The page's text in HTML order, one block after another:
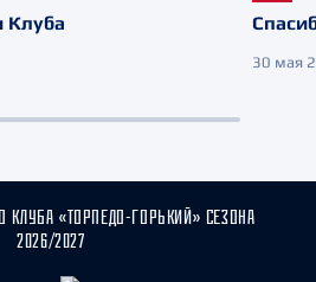
Клуба
30 мая
КЛУБА «ТОРПЕДО-ГОРЬКИЙ» СЕЗОНА
2026/2027